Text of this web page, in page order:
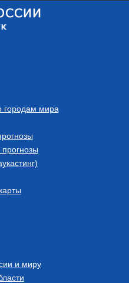
городам мира
и миру